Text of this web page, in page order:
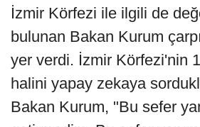
İzmir Körfezi ile ilgili de
bulunan Bakan Kurum
yer verdi. İzmir Körfezi'nin
halini yapay zekaya
Bakan Kurum, "Bu sefer